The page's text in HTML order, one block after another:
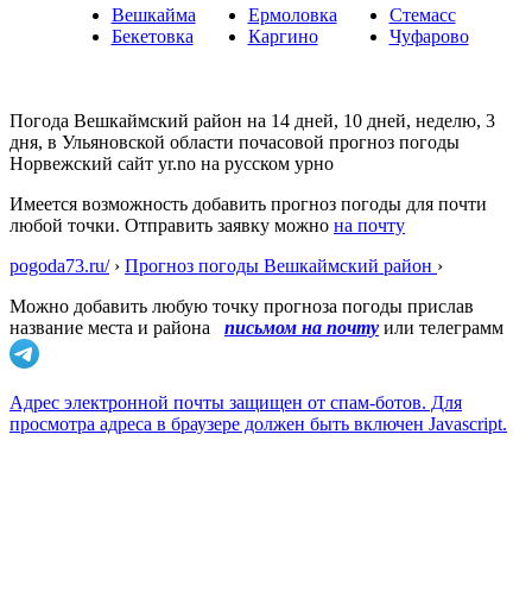
Вешкайма
Бекетовка
Ермоловка
Каргино
Стемасс
Чуфарово
Погода Вешкаймский район на 14 дней, 10 дней, неделю, 3
дня, в Ульяновской области почасовой прогноз погоды
Норвежский сайт yr.no на русском урно
Имеется возможность добавить прогноз погоды для почти
любой точки. Отправить заявку можно на почту
pogoda73.ru/› Прогноз погоды Вешкаймский район ›
Можно добавить любую точку прогноза погоды прислав
название места и района
письмом на почту или телеграмм
Адрес электронной почты защищен от спам-ботов. Для
просмотра адреса в браузере должен быть включен Javascript.